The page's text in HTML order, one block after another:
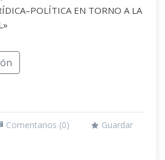
EN TORNO A LA
Comentarios (0) Guardar